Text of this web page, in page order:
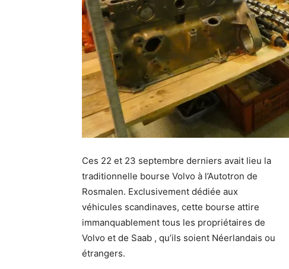
Ces 22 et 23 septembre derniers avait lieu la
traditionnelle bourse Volvo à l’Autotron de
Rosmalen. Exclusivement dédiée aux
véhicules scandinaves, cette bourse attire
immanquablement tous les propriétaires de
Volvo et de Saab , qu’ils soient Néerlandais ou
étrangers.